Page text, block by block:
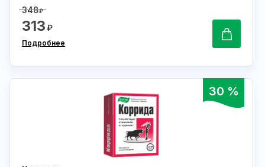
348₽
313₽
Подробнее
30 %